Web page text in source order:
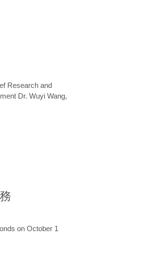
Research and
Dr. Wuyi Wang,
on October 1